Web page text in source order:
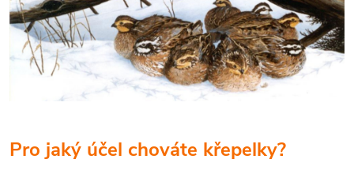
Pro jaký účel chováte křepelky?